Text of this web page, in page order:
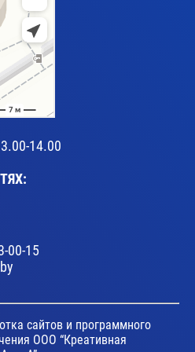
14.00
00-15
сайтов и программного
ООО “Креативная